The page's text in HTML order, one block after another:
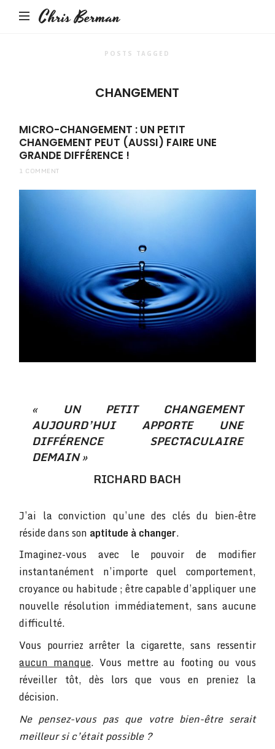
Chris Berman
POSTS TAGGED
CHANGEMENT
MICRO-CHANGEMENT : UN PETIT
CHANGEMENT PEUT (AUSSI) FAIRE UNE
GRANDE DIFFÉRENCE !
1 COMMENT
« UN PETIT CHANGEMENT
AUJOURD’HUI APPORTE UNE
DIFFÉRENCE SPECTACULAIRE
DEMAIN »
RICHARD BACH
J’ai la conviction qu’une des clés du bien-être
réside dans son aptitude à changer.
Imaginez-vous avec le pouvoir de modifier
instantanément n’importe quel comportement,
croyance ou habitude ; être capable d’appliquer une
nouvelle résolution immédiatement, sans aucune
difficulté.
Vous pourriez arrêter la cigarette, sans ressentir
aucun manque. Vous mettre au footing ou vous
réveiller tôt, dès lors que vous en preniez la
décision.
Ne pensez-vous pas que votre bien-être serait
meilleur si c’était possible ?